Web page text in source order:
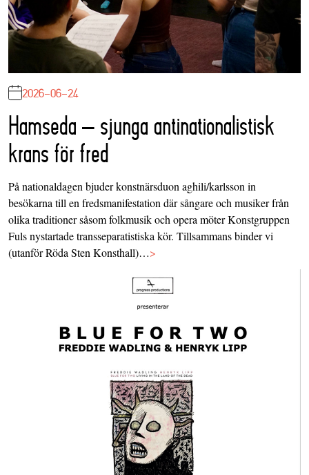
2026-06-24
Hamseda – sjunga antinationalistisk
krans för fred
På nationaldagen bjuder konstnärsduon aghili/karlsson in
besökarna till en fredsmanifestation där sångare och musiker från
olika traditioner såsom folkmusik och opera möter Konstgruppen
Fuls nystartade transseparatistiska kör. Tillsammans binder vi
(utanför Röda Sten Konsthall)…>